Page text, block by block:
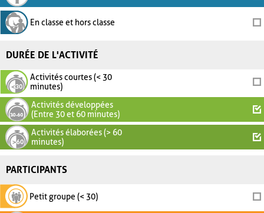
En classe et hors classe
DURÉE DE L'ACTIVITÉ
Activités courtes (< 30
minutes)
Activités développées
(Entre 30 et 60 minutes)
Activités élaborées (> 60
minutes)
PARTICIPANTS
Petit groupe (< 30)